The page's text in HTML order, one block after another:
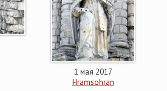
1 мая 2017
Hramsohran